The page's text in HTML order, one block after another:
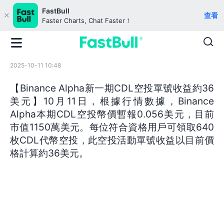
FastBull
Faster Charts, Chat Faster！
查看
2025-10-11 10:48
【Binance Alpha新一期CDL空投單號收益約36
美元】10月11日，根據行情數據，Binance
Alpha本期CDL空投幣價暫報0.056美元，目前
市值1150萬美元。每位符合資格用戶可領取640
枚CDL代幣空投，此空投活動單號收益以目前價
格計算約36美元。